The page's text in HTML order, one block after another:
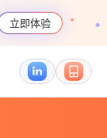
立即体验